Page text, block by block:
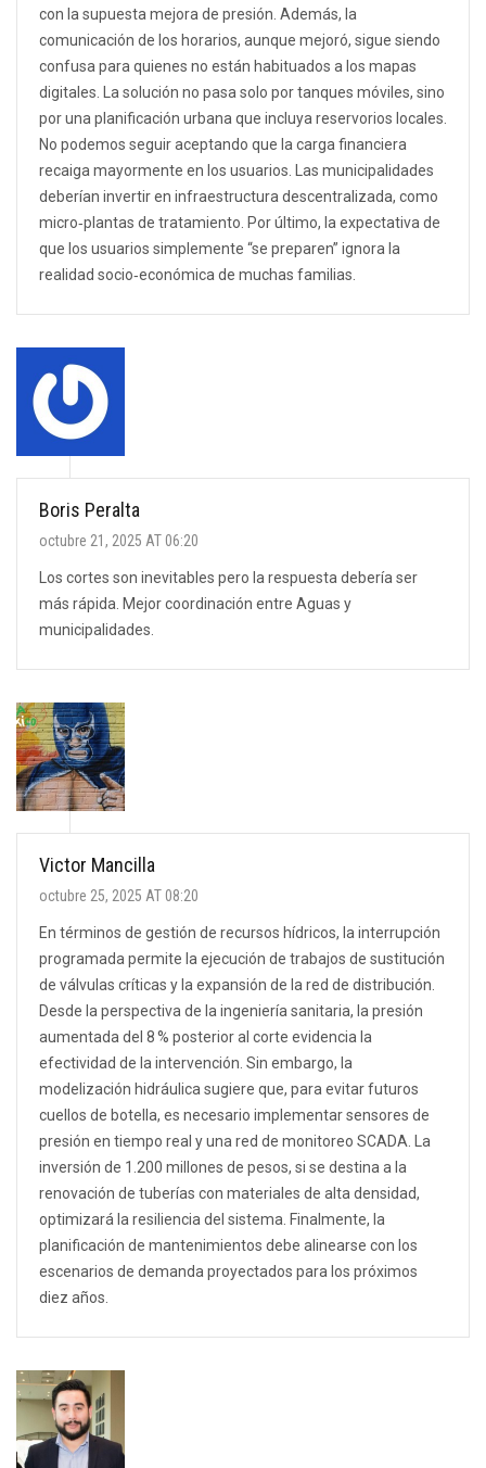
con la supuesta mejora de presión. Además, la
comunicación de los horarios, aunque mejoró, sigue siendo
confusa para quienes no están habituados a los mapas
digitales. La solución no pasa solo por tanques móviles, sino
por una planificación urbana que incluya reservorios locales.
No podemos seguir aceptando que la carga financiera
recaiga mayormente en los usuarios. Las municipalidades
deberían invertir en infraestructura descentralizada, como
micro‑plantas de tratamiento. Por último, la expectativa de
que los usuarios simplemente “se preparen” ignora la
realidad socio‑económica de muchas familias.
Boris Peralta
octubre 21, 2025 AT 06:20
Los cortes son inevitables pero la respuesta debería ser
más rápida. Mejor coordinación entre Aguas y
municipalidades.
Victor Mancilla
octubre 25, 2025 AT 08:20
En términos de gestión de recursos hídricos, la interrupción
programada permite la ejecución de trabajos de sustitución
de válvulas críticas y la expansión de la red de distribución.
Desde la perspectiva de la ingeniería sanitaria, la presión
aumentada del 8 % posterior al corte evidencia la
efectividad de la intervención. Sin embargo, la
modelización hidráulica sugiere que, para evitar futuros
cuellos de botella, es necesario implementar sensores de
presión en tiempo real y una red de monitoreo SCADA. La
inversión de 1.200 millones de pesos, si se destina a la
renovación de tuberías con materiales de alta densidad,
optimizará la resiliencia del sistema. Finalmente, la
planificación de mantenimientos debe alinearse con los
escenarios de demanda proyectados para los próximos
diez años.